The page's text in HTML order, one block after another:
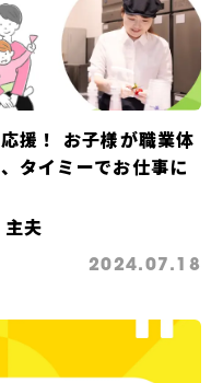
援！ お子様が職業体
タイミーでお仕事に
夫
2024.07.18